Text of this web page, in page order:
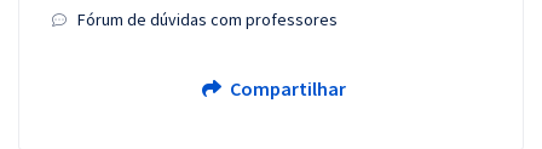
Fórum de dúvidas com professores
Compartilhar